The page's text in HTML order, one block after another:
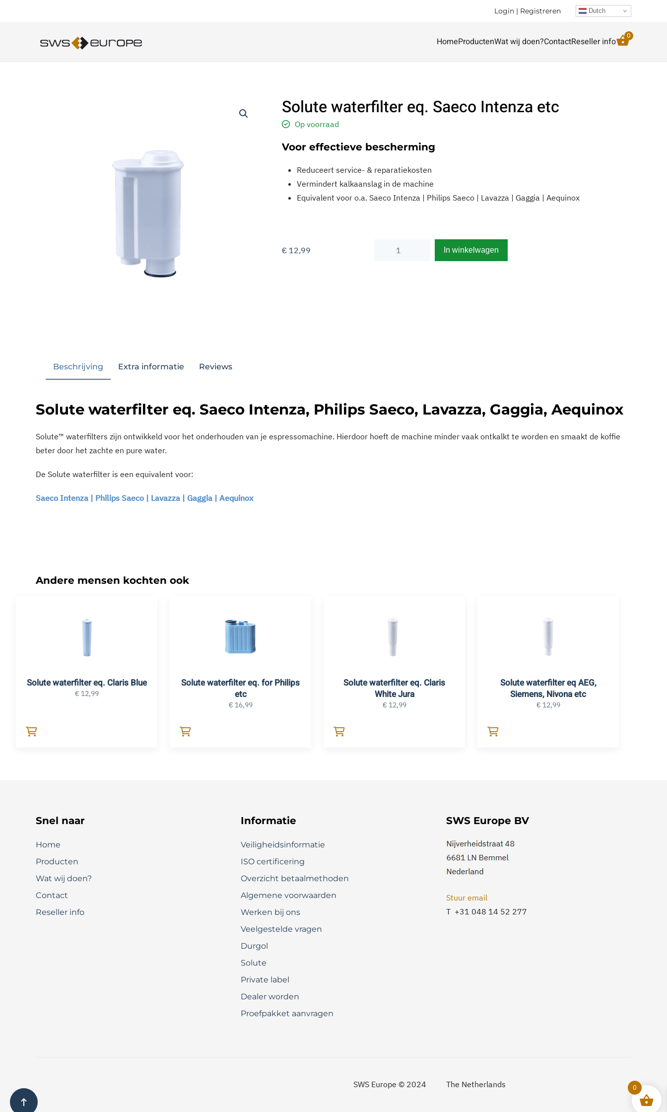
Login | Registreren Dutch
HomeProductenWat wij doen?ContactReseller info
0
Solute waterfilter eq. Saeco Intenza etc
Op voorraad
Voor effectieve bescherming
Reduceert service- & reparatiekosten
Vermindert kalkaanslag in de machine
Equivalent voor o.a. Saeco Intenza | Philips Saeco | Lavazza | Gaggia | Aequinox
€ 12,99
Beschrijving Extra informatie
Solute waterfilter eq. Saeco Intenza, Philips Saeco, Lavazza, Gaggia, Aequinox
Solute™ waterfilters zijn ontwikkeld voor het onderhouden van je espressomachine. Hierdoor hoeft de machine minder vaak ontkalkt te worden en smaakt de koffie
beter door het zachte en pure water.
De Solute waterfilter is een equivalent voor:
Saeco Intenza | Philips Saeco | Lavazza | Gaggia | Aequinox
Solute waterfilter eq. Claris Blue
€ 12,99
Solute waterfilter eq. for Philips
etc
€ 16,99
Solute waterfilter eq. Claris
White Jura
€ 12,99
Solute waterfilter eq AEG,
Siemens, Nivona etc
€ 12,99
Snel naar
Home
Producten
Wat wij doen?
Contact
Reseller info
Informatie
Veiligheidsinformatie
ISO certificering
Overzicht betaalmethoden
Algemene voorwaarden
Werken bij ons
Veelgestelde vragen
Durgol
Solute
Private label
Dealer worden
Proefpakket aanvragen
SWS Europe BV
Stuur email
T +31 048 14 52 277
SWS Europe © 2024 The Netherlands 0